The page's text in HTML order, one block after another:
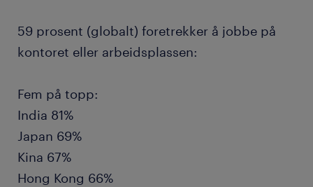
59 prosent (globalt) foretrekker å jobbe på
kontoret eller arbeidsplassen:
Fem på topp:
India 81%
Japan 69%
Kina 67%
Hong Kong 66%